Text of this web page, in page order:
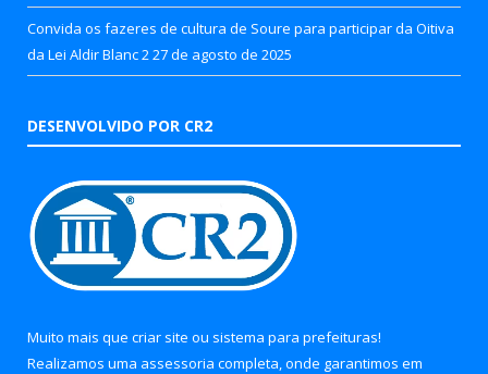
Convida os fazeres de cultura de Soure para participar da Oitiva
da Lei Aldir Blanc 2 27 de agosto de 2025
DESENVOLVIDO POR CR2
Muito mais que criar site ou sistema para prefeituras!
Realizamos uma assessoria completa, onde garantimos em